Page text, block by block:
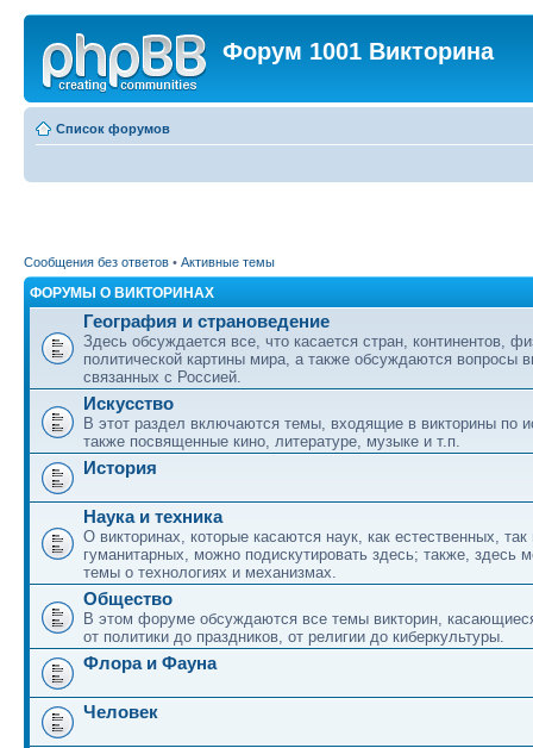
Форум 1001 Викторина
Список форумов
Сообщения без ответов • Активные темы
ФОРУМЫ О ВИКТОРИНАХ
География и страноведение
Здесь обсуждается все, что касается стран, континентов,
политической картины мира, а также обсуждаются вопросы
связанных с Россией.
Искусство
В этот раздел включаются темы, входящие в викторины по
также посвященные кино, литературе, музыке и т.п.
История
Наука и техника
О викторинах, которые касаются наук, как естественных, так
гуманитарных, можно подискутировать здесь; также, здесь
темы о технологиях и механизмах.
Общество
В этом форуме обсуждаются все темы викторин,
от политики до праздников, от религии до киберкультуры.
Флора и Фауна
Человек